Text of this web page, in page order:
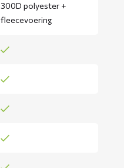
300D polyester +
fleecevoering